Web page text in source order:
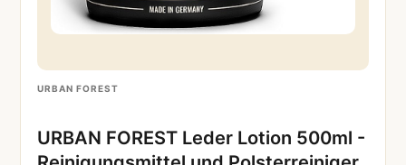
URBAN FOREST
URBAN FOREST Leder Lotion 500ml -